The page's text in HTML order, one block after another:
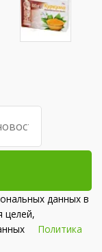
данных в
целей,
Политика